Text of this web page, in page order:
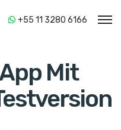
+55 11 3280 6166
Mit